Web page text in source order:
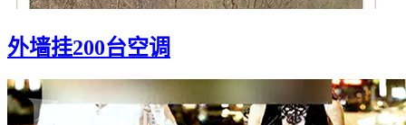
外墙挂200台空调